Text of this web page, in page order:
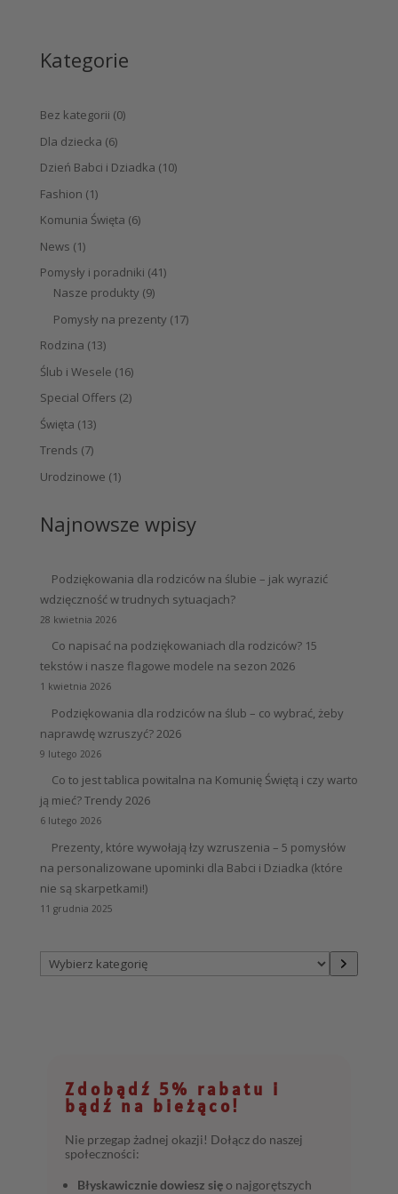
Kategorie
Bez kategorii (0)
Dla dziecka (6)
Dzień Babci i Dziadka (10)
Fashion (1)
Komunia Święta (6)
News (1)
Pomysły i poradniki (41)
Nasze produkty (9)
Pomysły na prezenty (17)
Rodzina (13)
Ślub i Wesele (16)
Special Offers (2)
Święta (13)
Trends (7)
Urodzinowe (1)
Najnowsze wpisy
Podziękowania dla rodziców na ślubie – jak wyrazić
wdzięczność w trudnych sytuacjach?
28 kwietnia 2026
Co napisać na podziękowaniach dla rodziców? 15
tekstów i nasze flagowe modele na sezon 2026
1 kwietnia 2026
Podziękowania dla rodziców na ślub – co wybrać, żeby
naprawdę wzruszyć? 2026
9 lutego 2026
Co to jest tablica powitalna na Komunię Świętą i czy warto
ją mieć? Trendy 2026
6 lutego 2026
Prezenty, które wywołają łzy wzruszenia – 5 pomysłów
na personalizowane upominki dla Babci i Dziadka (które
nie są skarpetkami!)
11 grudnia 2025
Wybierz
kategorię
Zdobądź 5% rabatu i
bądź na bieżąco!
Nie przegap żadnej okazji! Dołącz do naszej
społeczności:
Błyskawicznie dowiesz sięo najgorętszych